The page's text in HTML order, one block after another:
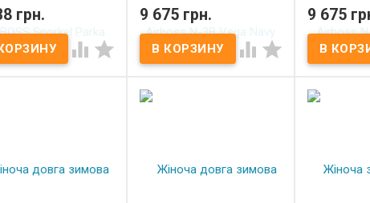
грн.
 
Navy Metal
В наличии
9 675 грн.
 
Metal
В
9 675